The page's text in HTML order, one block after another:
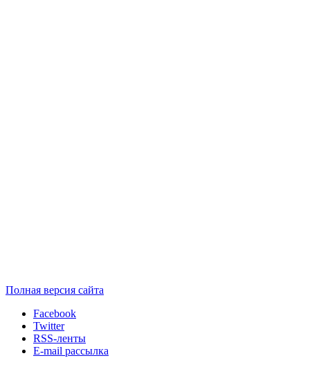
Полная версия сайта
Facebook
Twitter
RSS-ленты
E-mail рассылка